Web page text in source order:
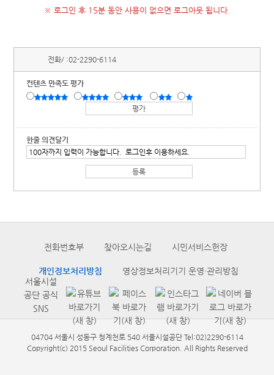
※ 로그인 후 15분 동안 사용이 없으면 로그아웃 됩니다.
전화/ :02-2290-6114
컨텐츠 만족도 평가
한줄 의견달기
전화번호부 찾아오시는길 시민서비스헌장
개인정보처리방침
영상정보처리기기 운영·관리방침
서울시설
공단 공식
SNS
04704 서울시 성동구 청계천로 540 서울시설공단 Tel:02)2290-6114
Copyright(c) 2015 Seoul Facilities Corporation. All Rights Reserved